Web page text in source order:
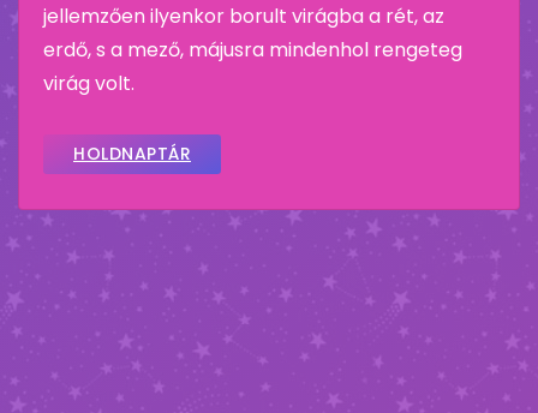
jellemzően ilyenkor borult virágba a rét, az
erdő, s a mező, májusra mindenhol rengeteg
virág volt.
HOLDNAPTÁR